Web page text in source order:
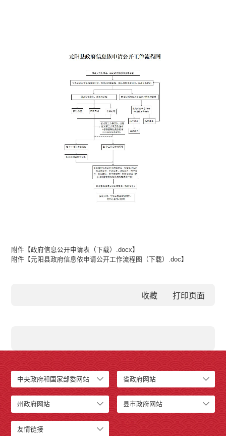
附件【政府信息公开申请表（下载）.docx】
附件【元阳县政府信息依申请公开工作流程图（下载）.doc】
收藏
中央政府和国家部委网站 省政府网站
州政府网站 县市政府网站
友情链接